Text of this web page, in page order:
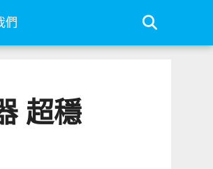
們
超穩